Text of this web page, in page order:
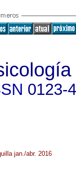
0123-
jan./abr. 2016